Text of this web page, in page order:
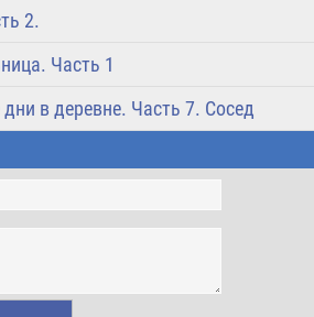
2.
Часть 1
в деревне. Часть 7. Сосед